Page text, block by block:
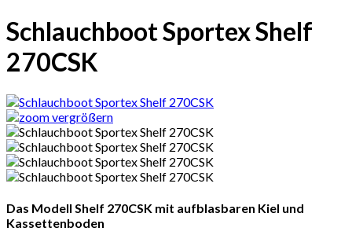
Schlauchboot Sportex Shelf
270CSK
vergrößern
Das Modell Shelf 270CSK mit aufblasbaren Kiel und
Kassettenboden